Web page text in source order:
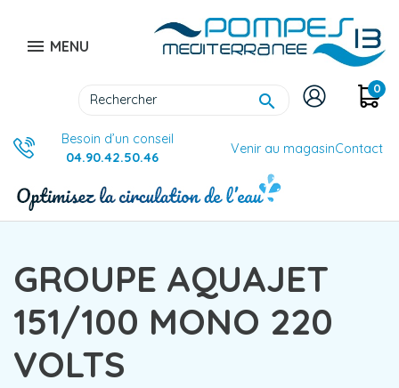
 MENU

0
Besoin d’un conseil
04.90.42.50.46
Venir au magasinContact
GROUPE AQUAJET
151/100 MONO 220
VOLTS